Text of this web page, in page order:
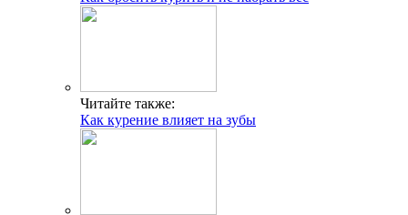
Читайте также:
Как курение влияет на зубы